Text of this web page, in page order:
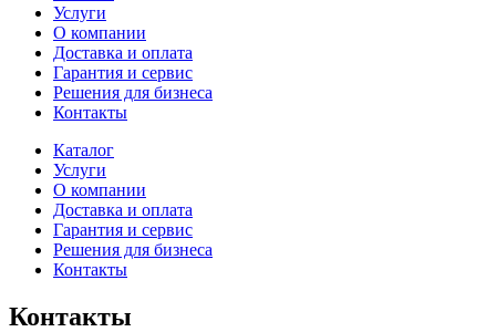
Услуги
О компании
Доставка и оплата
Гарантия и сервис
Решения для бизнеса
Контакты
Каталог
Услуги
О компании
Доставка и оплата
Гарантия и сервис
Решения для бизнеса
Контакты
Контакты